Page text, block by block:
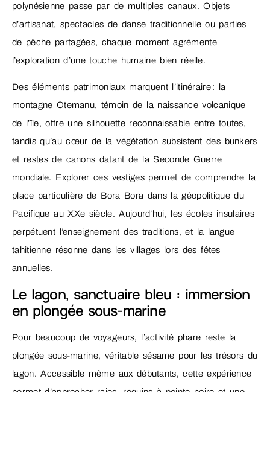
polynésienne passe par de multiples canaux. Objets
d’artisanat, spectacles de danse traditionnelle ou parties
de pêche partagées, chaque moment agrémente
l’exploration d’une touche humaine bien réelle.
Des éléments patrimoniaux marquent l’itinéraire : la
montagne Otemanu, témoin de la naissance volcanique
de l’île, offre une silhouette reconnaissable entre toutes,
tandis qu’au cœur de la végétation subsistent des bunkers
et restes de canons datant de la Seconde Guerre
mondiale. Explorer ces vestiges permet de comprendre la
place particulière de Bora Bora dans la géopolitique du
Pacifique au XXe siècle. Aujourd’hui, les écoles insulaires
perpétuent l’enseignement des traditions, et la langue
tahitienne résonne dans les villages lors des fêtes
annuelles.
Le lagon, sanctuaire bleu : immersion
en plongée sous-marine
Pour beaucoup de voyageurs, l’activité phare reste la
plongée sous-marine, véritable sésame pour les trésors du
lagon. Accessible même aux débutants, cette expérience
permet d’approcher raies, requins à pointe noire et une